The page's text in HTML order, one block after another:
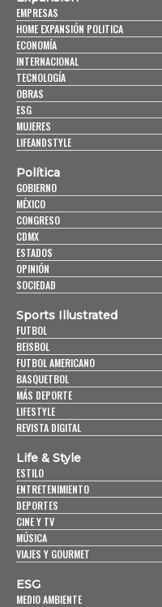
EMPRESAS
HOME EXPANSIÓN POLITICA
ECONOMÍA
INTERNACIONAL
TECNOLOGÍA
OBRAS
ESG
MUJERES
LIFEANDSTYLE
Política
GOBIERNO
MÉXICO
CONGRESO
CDMX
ESTADOS
OPINIÓN
SOCIEDAD
Sports Illustrated
FUTBOL
BEISBOL
FUTBOL AMERICANO
BASQUETBOL
MÁS DEPORTE
LIFESTYLE
REVISTA DIGITAL
Life & Style
ESTILO
ENTRETENIMIENTO
DEPORTES
CINE Y TV
MÚSICA
VIAJES Y GOURMET
ESG
MEDIO AMBIENTE